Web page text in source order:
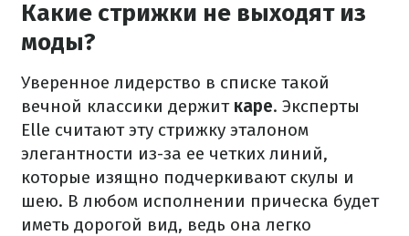
Какие стрижки не выходят из
моды?
Уверенное лидерство в списке такой
вечной классики держит каре. Эксперты
Elle считают эту стрижку эталоном
элегантности из-за ее четких линий,
которые изящно подчеркивают скулы и
шею. В любом исполнении прическа будет
иметь дорогой вид, ведь она легко